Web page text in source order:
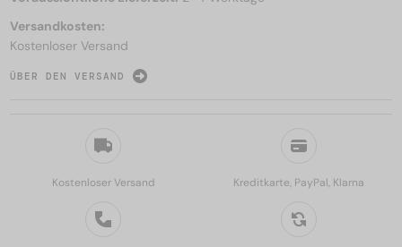
Kostenloser Versand Kreditkarte, PayPal, Klarna
Versandkosten:
Kostenloser Versand
ÜBER DEN VERSAND